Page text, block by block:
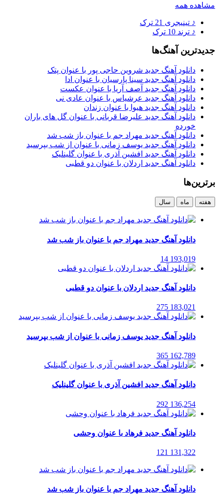
مشاهده همه
♪ تینیجری 21 ترک
♪ ترند 10 ترک
جدیدترین آهنگ‌ها
دانلود آهنگ جدید شروین حاجی پور با عنوان پتک
دانلود آهنگ جدید سینا پارسیان با عنوان ادا
دانلود آهنگ جدید آصف آریا با عنوان عکست
دانلود آهنگ جدید عرشیاس با عنوان عادی نی
دانلود آهنگ جدید هیوا با عنوان زندان
دانلود آهنگ جدید علیرضا قربانی با عنوان گل های باران
خورده
دانلود آهنگ جدید مهراد جم با عنوان باز شب شد
دانلود آهنگ جدید یوسف زمانی با عنوان از شب بپرسید
دانلود آهنگ جدید افشین آذری با عنوان گلینلیک
دانلود آهنگ جدید اردلان با عنوان دو قطبی
برترین‌ها
هفته ماه سال
دانلود آهنگ جدید مهراد جم با عنوان باز شب شد
193,019
14
دانلود آهنگ جدید اردلان با عنوان دو قطبی
183,021
275
دانلود آهنگ جدید یوسف زمانی با عنوان از شب بپرسید
162,789
365
دانلود آهنگ جدید افشین آذری با عنوان گلینلیک
136,254
292
دانلود آهنگ جدید فرهاد با عنوان وحشی
131,322
121
دانلود آهنگ جدید مهراد جم با عنوان باز شب شد